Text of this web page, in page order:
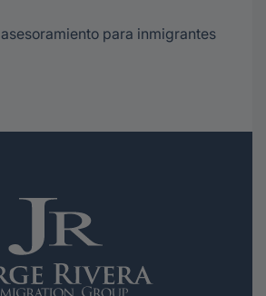
asesoramiento para inmigrantes